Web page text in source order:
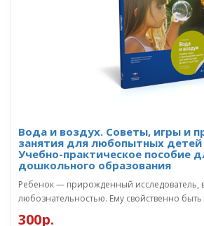
Вода и воздух. Советы, игры и
занятия для любопытных детей
Учебно-практическое пособие
дошкольного образования
Ребенок — прирожденный исследователь,
любознательностью. Ему свойственно
300р.